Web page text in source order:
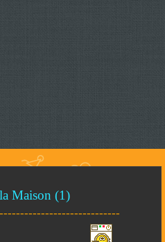
Maison (1)